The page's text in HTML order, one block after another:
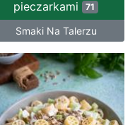
pieczarkami 71
Smaki Na Talerzu